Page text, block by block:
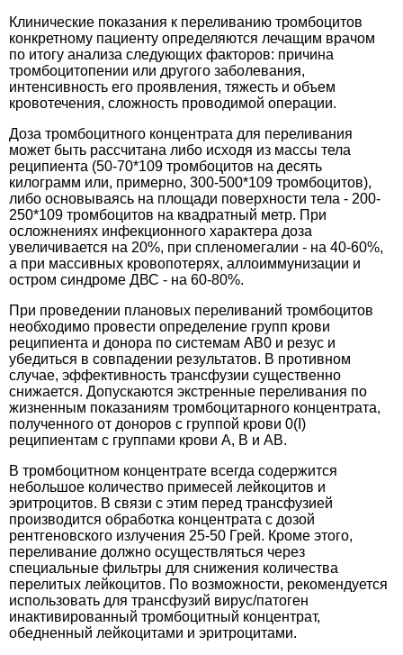
Клинические показания к переливанию тромбоцитов
конкретному пациенту определяются лечащим врачом
по итогу анализа следующих факторов: причина
тромбоцитопении или другого заболевания,
интенсивность его проявления, тяжесть и объем
кровотечения, сложность проводимой операции.
Доза тромбоцитного концентрата для переливания
может быть рассчитана либо исходя из массы тела
реципиента (50-70*109 тромбоцитов на десять
килограмм или, примерно, 300-500*109 тромбоцитов),
либо основываясь на площади поверхности тела - 200-
250*109 тромбоцитов на квадратный метр. При
осложнениях инфекционного характера доза
увеличивается на 20%, при спленомегалии - на 40-60%,
а при массивных кровопотерях, аллоиммунизации и
остром синдроме ДВС - на 60-80%.
При проведении плановых переливаний тромбоцитов
необходимо провести определение групп крови
реципиента и донора по системам AB0 и резус и
убедиться в совпадении результатов. В противном
случае, эффективность трансфузии существенно
снижается. Допускаются экстренные переливания по
жизненным показаниям тромбоцитарного концентрата,
полученного от доноров с группой крови 0(I)
реципиентам с группами крови A, B и AB.
В тромбоцитном концентрате всегда содержится
небольшое количество примесей лейкоцитов и
эритроцитов. В связи с этим перед трансфузией
производится обработка концентрата с дозой
рентгеновского излучения 25-50 Грей. Кроме этого,
переливание должно осуществляться через
специальные фильтры для снижения количества
перелитых лейкоцитов. По возможности, рекомендуется
использовать для трансфузий вирус/патоген
инактивированный тромбоцитный концентрат,
обедненный лейкоцитами и эритроцитами.